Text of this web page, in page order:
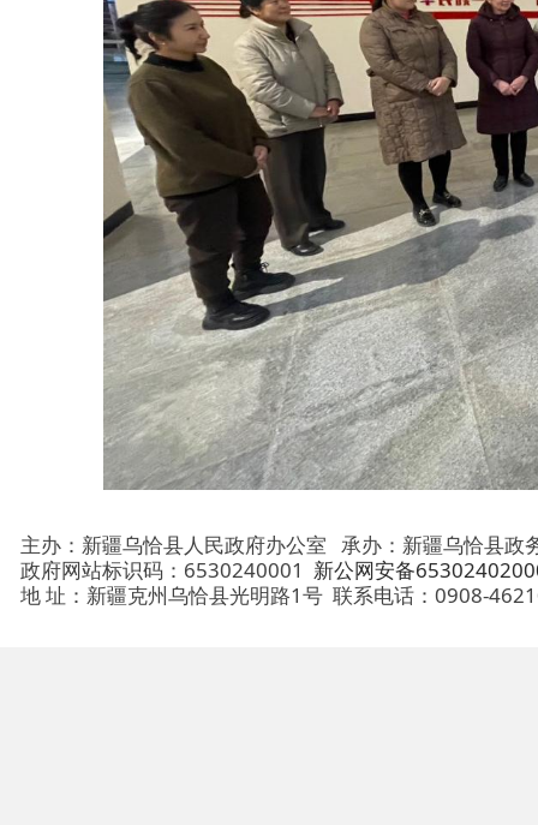
主办：新疆乌恰县人民政府办公室承办：新疆乌恰县政务服务
政府网站标识码：6530240001 新公网安备65302402000101号
地 址：新疆克州乌恰县光明路1号
联系电话：0908-4621030法